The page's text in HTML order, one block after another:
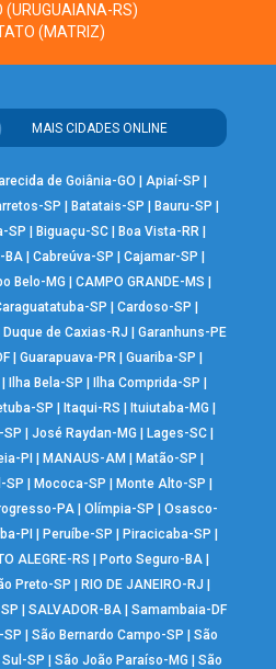
(URUGUAIANA-RS)
(MATRIZ)
MAIS CIDADES ONLINE
de Goiânia-GO Apiaí-SP
SP Batatais-SP Bauru-SP
SP Biguaçu-SC Boa Vista-RR
BA| Cabreúva-SP Cajamar-SP
Belo-MG |CAMPO GRANDE-MS
SP Cardoso-SP
Duque de Caxias-RJ
Garanhuns-PE
| Guarapuava-PR| Guariba-SP
Ilha Bela-SP Ilha Comprida-SP
SP Itaqui-RS Ituiutaba-MG
José Raydan-MG Lages-SC|
PI MANAUS-AM Matão-SP
SP Mococa-SP Monte Alto-SP
PA |Olímpia-SP |Osasco-
PI Peruíbe-SP Piracicaba-SP
ALEGRE-RS Porto Seguro-BA
Preto-SP RIO DE JANEIRO-RJ
SALVADOR-BA| Samambaia-DF
SP |São Bernardo Campo-SP |São
SP |São João Paraíso-MG |São